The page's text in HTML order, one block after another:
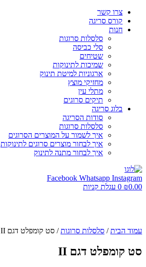
צרו קשר
קורס סריגה
חנות
סלסלות סרוגות
סלי כביסה
שטיחים
שמיכות לתינוקות
ארגוניות למיטת תינוק
מחזיקי מוצץ
מתלי עין
תיקים סרוגים
בלוג סריגה
סודות הסריגה
סלסלות סרוגות
איך לשמור על המוצרים הסרוגים
איך לבחור מוצרים סרוגים לתינוקות
איך לבחור מתנה לתינוק
Facebook Whatsapp Instagram
₪0.00
0 עגלת קניות
עמוד הבית/ סלסלות סרוגות/ סט קומפלט דגם II
סט קומפלט דגם II